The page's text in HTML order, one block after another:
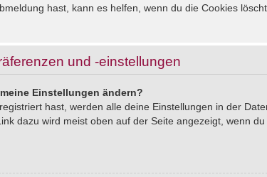
hast, kann es helfen, wenn du die Cookies löscht.
und -einstellungen
Einstellungen ändern?
hast, werden alle deine Einstellungen in der
dazu wird meist oben auf der Seite angezeigt, wenn